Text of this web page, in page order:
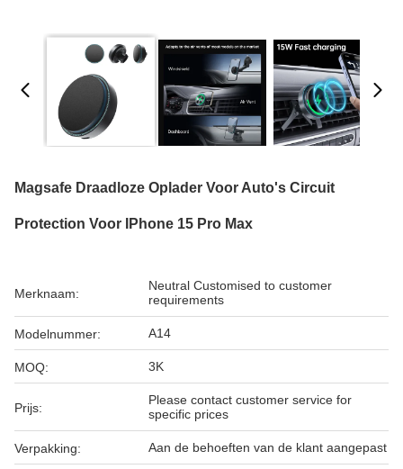
Magsafe Draadloze Oplader Voor Auto's Circuit
Protection Voor IPhone 15 Pro Max
Merknaam:
Neutral Customised to customer
requirements
Modelnummer: A14
MOQ: 3K
Prijs:
Please contact customer service for
specific prices
Verpakking: Aan de behoeften van de klant aangepast